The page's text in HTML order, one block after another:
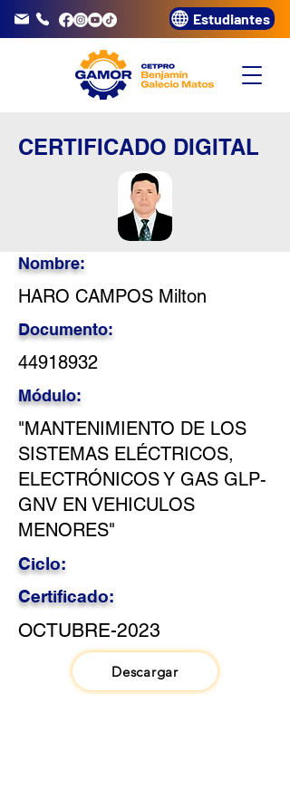
3320072 Estudiantes
CERTIFICADO DIGITAL
Nombre:
HARO CAMPOS Milton
Documento:
44918932
Módulo:
"MANTENIMIENTO DE LOS
SISTEMAS ELÉCTRICOS,
ELECTRÓNICOS Y GAS GLP-
GNV EN VEHICULOS
MENORES"
Ciclo:
Certificado:
OCTUBRE-2023
Descargar